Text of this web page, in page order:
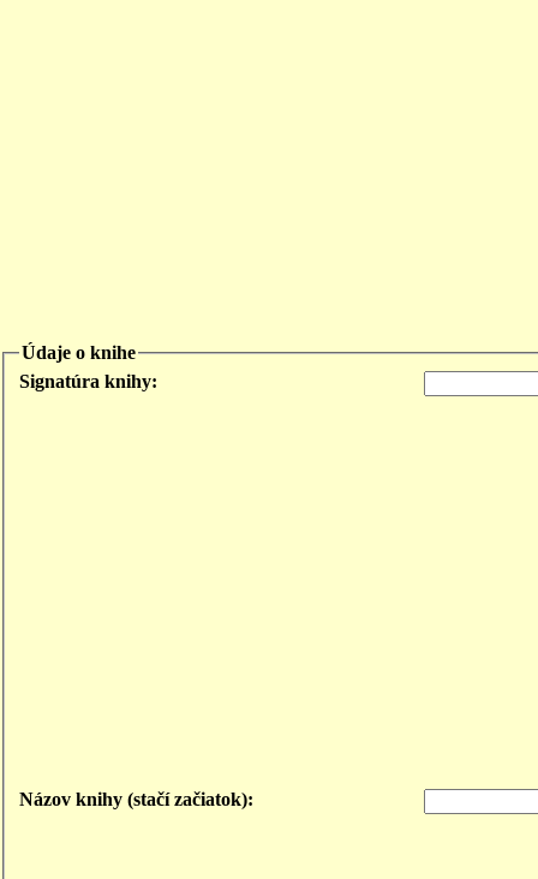
Údaje o knihe
Signatúra knihy:
Názov knihy (stačí začiatok):